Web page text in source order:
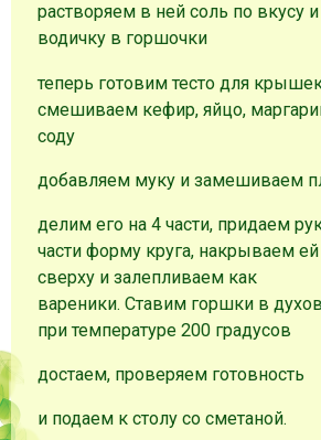
растворяем в ней соль по вкусу
водичку в горшочки
теперь готовим тесто для
смешиваем кефир, яйцо,
соду
добавляем муку и замешиваем
делим его на 4 части, придаем
части форму круга, накрываем
сверху и залепливаем как
вареники. Ставим горшки в
при температуре 200 градусов
достаем, проверяем готовность
и подаем к столу со сметаной.